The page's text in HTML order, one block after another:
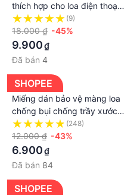
thích hợp cho loa điện thoại
Apple Samsung
(9)
18.000 ₫ -45%
9.900₫
Đã bán 4
SHOPEE
Miếng dán bảo vệ màng loa
chống bụi chống trầy xước
cho iPhone 12 đến 15promax
(248)
12.000 ₫ -43%
6.900₫
Đã bán 84
SHOPEE